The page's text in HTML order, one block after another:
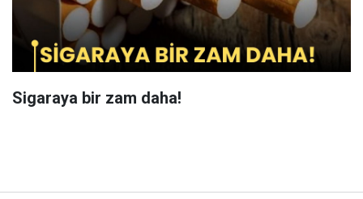
Sigaraya bir zam daha!